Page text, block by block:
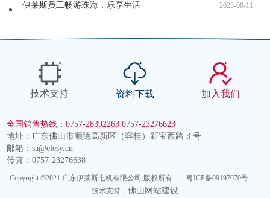
伊莱斯员工畅游珠海，乐享生活 2023-08-11
技术支持 资料下载 加入我们
全国销售热线：0757-283922630757-23276623
地址：广东佛山市顺德高新区（容桂）新宝西路 3 号
邮箱：sa@elesy.cn
传真：0757-23276638
Copyright ©2021 广东伊莱斯电机有限公司 版权所有
粤ICP备09197070号
技术支持： 佛山网站建设